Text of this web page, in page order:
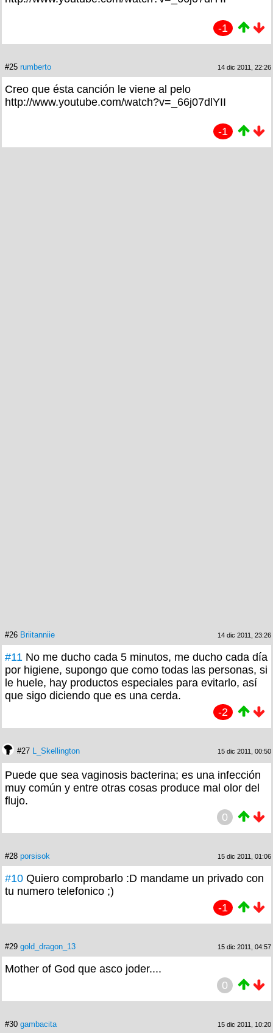
-1
#25 rumberto 14 dic 2011, 22:26
Creo que ésta canción le viene al pelo
http://www.youtube.com/watch?v=_66j07dlYII
-1
#26 Briitanniie 14 dic 2011, 23:26
#11 No me ducho cada 5 minutos, me ducho cada día
por higiene, supongo que como todas las personas, si
le huele, hay productos especiales para evitarlo, así
que sigo diciendo que es una cerda.
-2
#27 L_Skellington 15 dic 2011, 00:50
Puede que sea vaginosis bacterina; es una infección
muy común y entre otras cosas produce mal olor del
flujo.
0
#28 porsisok 15 dic 2011, 01:06
#10 Quiero comprobarlo :D mandame un privado con
tu numero telefonico ;)
-1
#29 gold_dragon_13 15 dic 2011, 04:57
Mother of God que asco joder....
0
#30 gambacita 15 dic 2011, 10:20